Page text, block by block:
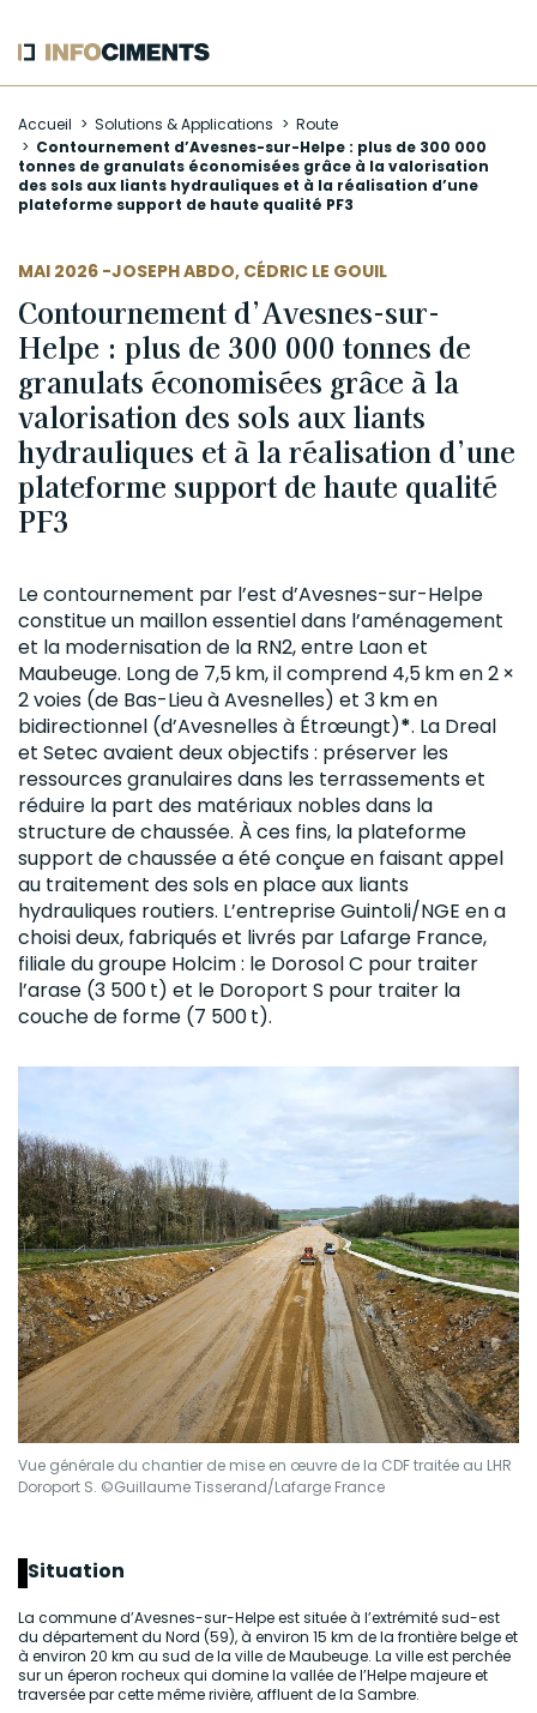
au
contenu
principal
Accueil Solutions & Applications
Route
Contournement d’Avesnes-sur-Helpe : plus de 300 000
tonnes de granulats économisées grâce à la valorisation
des sols aux liants hydrauliques et à la réalisation d’une
plateforme support de haute qualité PF3
MAI 2026 -
AUTEUR JOSEPH ABDO, CÉDRIC LE GOUIL
Contournement d’Avesnes-sur-
Helpe : plus de 300 000 tonnes de
granulats économisées grâce à la
valorisation des sols aux liants
hydrauliques et à la réalisation d’une
plateforme support de haute qualité
PF3
Le contournement par l’est d’Avesnes-sur-Helpe
constitue un maillon essentiel dans l’aménagement
et la modernisation de la RN2, entre Laon et
Maubeuge. Long de 7,5 km, il comprend 4,5 km en 2 ×
2 voies (de Bas-Lieu à Avesnelles) et 3 km en
bidirectionnel (d’Avesnelles à Étrœungt)*. La Dreal
et Setec avaient deux objectifs : préserver les
ressources granulaires dans les terrassements et
réduire la part des matériaux nobles dans la
structure de chaussée. À ces fins, la plateforme
support de chaussée a été conçue en faisant appel
au traitement des sols en place aux liants
hydrauliques routiers. L’entreprise Guintoli/NGE en a
choisi deux, fabriqués et livrés par Lafarge France,
filiale du groupe Holcim : le Dorosol C pour traiter
l’arase (3 500 t) et le Doroport S pour traiter la
couche de forme (7 500 t).
Vue générale du chantier de mise en œuvre de la CDF traitée au LHR
Doroport S. ©Guillaume Tisserand/Lafarge France
Situation
La commune d’Avesnes-sur-Helpe est située à l’extrémité sud-est
du département du Nord (59), à environ 15 km de la frontière belge et
à environ 20 km au sud de la ville de Maubeuge. La ville est perchée
sur un éperon rocheux qui domine la vallée de l’Helpe majeure et
traversée par cette même rivière, affluent de la Sambre.